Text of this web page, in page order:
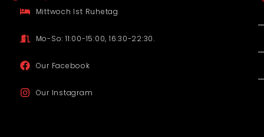
Mittwoch Ist Ruhetag
Mo-So: 11:00-15:00, 16:30-22:30.
Our Facebook
Our Instagram